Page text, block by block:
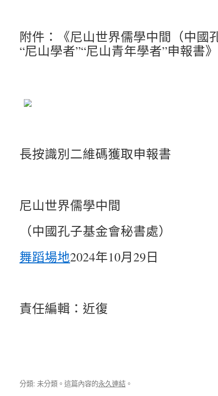
附件：《尼山世界儒學中間（中國
“尼山學者”“尼山青年學者”申報書》
長按識別二維碼獲取申報書
尼山世界儒學中間
（中國孔子基金會秘書處）
舞蹈場地2024年10月29日
責任編輯：近復
分類: 未分類。這篇內容的永久連結 。